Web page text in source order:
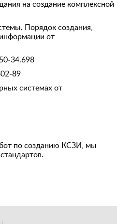
на создание комплексной
Порядок создания,
от
34.698
89
системах от
по созданию КСЗИ, мы